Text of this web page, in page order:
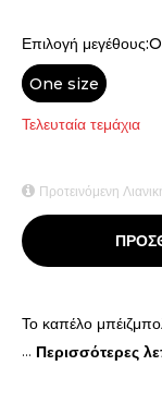
Επιλογή
One size
Τελευταία τεμάχια
Προτεινόμενη
Το καπέλο
... Περισσότερες